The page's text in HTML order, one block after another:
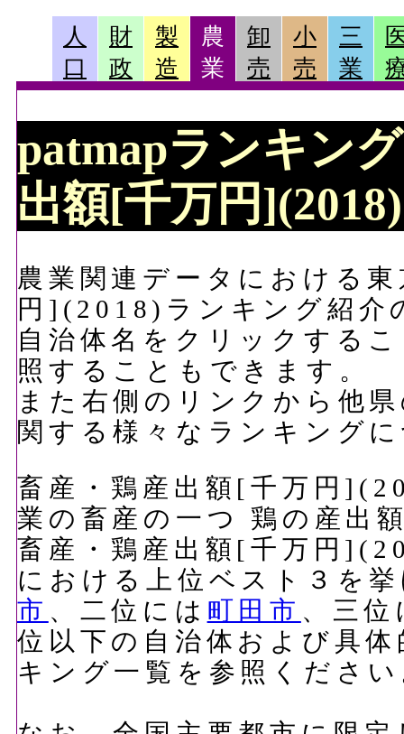
人
口
財
政
製
造
農
業
卸
売
小
売
三
業
patmapランキン
出額[千万円
農業関連データにおける
円](2018)ランキング紹介
自治体名をクリックする
照することもできます。
また右側のリンクから他
関する様々なランキング
畜産・鶏産出額[千万円
業の畜産の一つ 鶏の産出
畜産・鶏産出額[千万円
における上位ベスト３を
市 、二位には 町田市 、三位
位以下の自治体および具
キング一覧を参照くださ